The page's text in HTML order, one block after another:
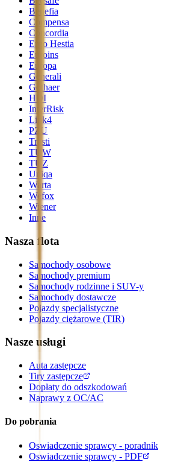
Benefia
Compensa
Concordia
Ergo Hestia
Euroins
Europa
Generali
Gothaer
HDI
InterRisk
Link4
PZU
Trasti
TUW
TUZ
Uniqa
Warta
Wefox
Wiener
Inne
Nasza flota
Samochody osobowe
Samochody premium
Samochody rodzinne i SUV-y
Samochody dostawcze
Pojazdy specjalistyczne
Pojazdy ciężarowe (TIR)
Nasze usługi
Auta zastępcze
Tiry zastępcze
Dopłaty do odszkodowań
Naprawy z OC/AC
Do pobrania
Oswiadczenie sprawcy - poradnik
Oswiadczenie sprawcy - PDF